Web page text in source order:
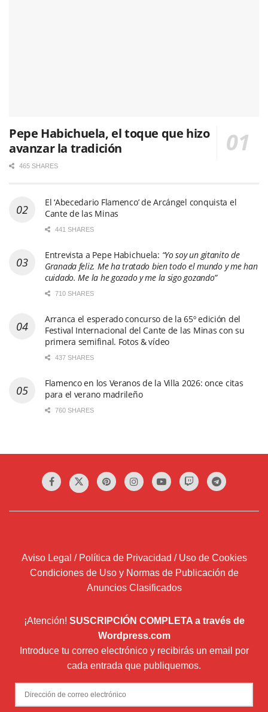
Pepe Habichuela, el toque que hizo
avanzar la tradición
465 SHARES
El ‘Abecedario Flamenco’ de Arcángel conquista el
Cante de las Minas
441 SHARES
Entrevista a Pepe Habichuela: “Yo soy un gitanito de
Granada feliz. Me ha tratado bien todo el mundo y me han
cuidado. Me la he gozado y me la sigo gozando”
710 SHARES
Arranca el esperado concurso de la 65º edición del
Festival Internacional del Cante de las Minas con su
primera semifinal. Fotos & vídeo
437 SHARES
Flamenco en los Veranos de la Villa 2026: once citas
para el verano madrileño
760 SHARES
Aviso Legal / Política de Privacidad / Uso de Cookies
Condiciones de Uso y Normas de Publicación de
Anuncios Clasificados
¡Atención! SUSCRIPCIÓN COMPLETA a través de
Wordpress.com
Introduce tu correo electrónico y recibirás un email por
cada entrada que publiquemos.
Dirección
de